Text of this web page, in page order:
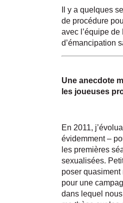
Il y a quelques
de procédure
avec l’équipe
d’émancipation
Une anecdote
les joueuses
En 2011,
évidemment –
les premières
sexualisées.
poser quasiment
pour une
dans lequel